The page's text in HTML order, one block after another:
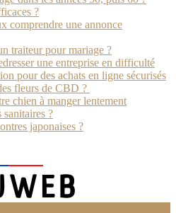
?
comprendre une annonce
traiteur pour mariage ?
une entreprise en difficulté
pour des achats en ligne sécurisés
fleurs de CBD ?
chien à manger lentement
sanitaires ?
japonaises ?